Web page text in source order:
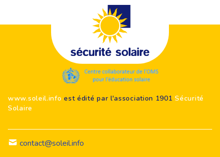
www.soleil.info est édité par l'association 1901Sécurité
Solaire
contact@soleil.info